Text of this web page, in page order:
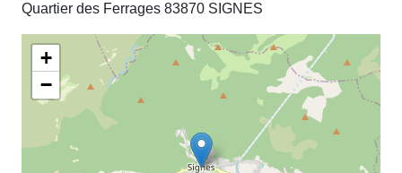
Quartier des Ferrages 83870 SIGNES
+
−